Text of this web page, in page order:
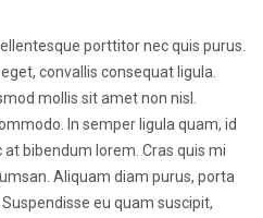
porttitor nec quis purus.
convallis consequat ligula.
mollis sit amet non nisl.
In semper ligula quam, id
bibendum lorem. Cras quis mi
Aliquam diam purus, porta
eu quam suscipit,